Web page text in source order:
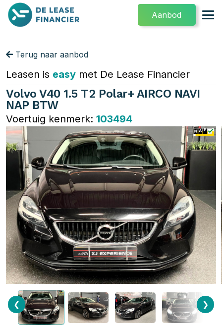
Aanbod
Terug naar aanbod
Leasen is easy met De Lease Financier
Volvo V40 1.5 T2 Polar+ AIRCO NAVI
NAP BTW
Voertuig kenmerk: 103494
❮ ❯